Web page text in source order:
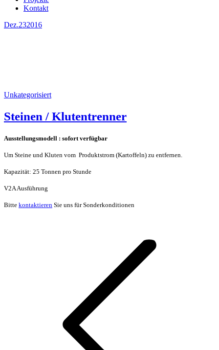
Kontakt
Dez.232016
Unkategorisiert
Steinen / Klutentrenner
Ausstellungsmodell : sofort verfügbar
Um Steine und Kluten vom Produktstrom (Kartoffeln) zu entfernen.
Kapazität: 25 Tonnen pro Stunde
V2A Ausführung
Bitte kontaktieren Sie uns für Sonderkonditionen